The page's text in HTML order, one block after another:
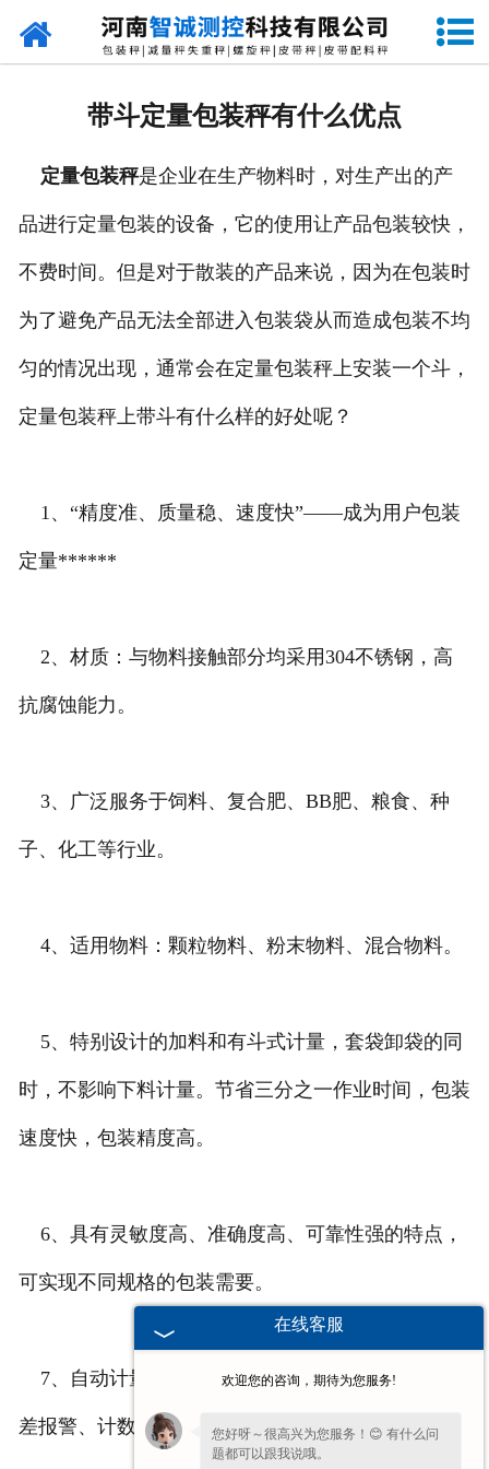
网站首页
设备原理
企业视频
联系我们
带斗定量包装秤有什么优点
定量包装秤是企业在生产物料时，对生产出的产
品进行定量包装的设备，它的使用让产品包装较快，
不费时间。但是对于散装的产品来说，因为在包装时
为了避免产品无法全部进入包装袋从而造成包装不均
匀的情况出现，通常会在定量包装秤上安装一个斗，
定量包装秤上带斗有什么样的好处呢？
1、“精度准、质量稳、速度快”——成为用户包装
定量******
2、材质：与物料接触部分均采用304不锈钢，高
抗腐蚀能力。
3、广泛服务于饲料、复合肥、BB肥、粮食、种
子、化工等行业。
4、适用物料：颗粒物料、粉末物料、混合物料。
5、特别设计的加料和有斗式计量，套袋卸袋的同
时，不影响下料计量。节省三分之一作业时间，包装
速度快，包装精度高。
6、具有灵敏度高、准确度高、可靠性强的特点，
可实现不同规格的包装需要。
7、自动计量充填、称量反馈、自动修正误差、超
差报警、计数、键盘设定和校正的功能。
在线客服
欢迎您的咨询，期待为您服务!
您好呀～很高兴为您服务！😊 有什么问
题都可以跟我说哦。